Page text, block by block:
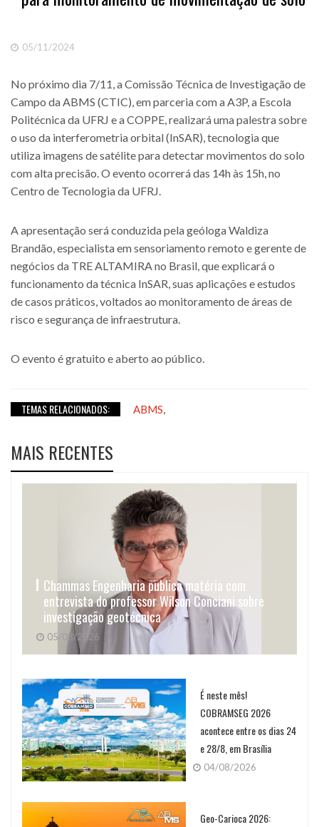
05/11/2024
No próximo dia 7/11, a Comissão Técnica de Investigação de
Campo da ABMS (CTIC), em parceria com a A3P, a Escola
Politécnica da UFRJ e a COPPE, realizará uma palestra sobre
o uso da interferometria orbital (InSAR), tecnologia que
utiliza imagens de satélite para detectar movimentos do solo
com alta precisão. O evento ocorrerá das 14h às 15h, no
Centro de Tecnologia da UFRJ.
A apresentação será conduzida pela geóloga Waldiza
Brandão, especialista em sensoriamento remoto e gerente de
negócios da TRE ALTAMIRA no Brasil, que explicará o
funcionamento da técnica InSAR, suas aplicações e estudos
de casos práticos, voltados ao monitoramento de áreas de
risco e segurança de infraestrutura.
O evento é gratuito e aberto ao público.
TEMAS RELACIONADOS: ABMS
MAIS RECENTES
Chammas Engenharia publica matéria com
entrevista do professor Wilson Conciani sobre
investigação geotécnica
05/08/2026
É neste mês!
COBRAMSEG 2026
acontece entre os dias 24
e 28/8, em Brasília
04/08/2026
Geo-Carioca 2026: